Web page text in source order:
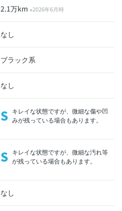
2.1万km※2026年6月時
なし
ブラック系
なし
S キレイな状態ですが、微細な傷や凹
みが残っている場合もあります。
S キレイな状態ですが、微細な汚れ等
が残っている場合もあります。
なし